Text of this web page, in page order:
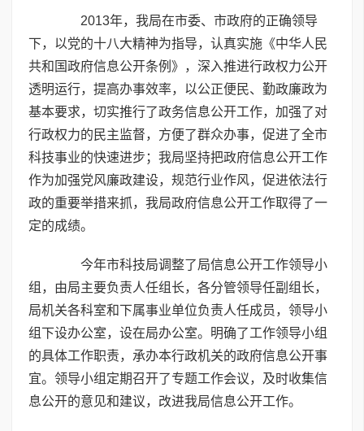
2013年，我局在市委、市政府的正确领导
下，以党的十八大精神为指导，认真实施《中华人民
共和国政府信息公开条例》，深入推进行政权力公开
透明运行，提高办事效率，以公正便民、勤政廉政为
基本要求，切实推行了政务信息公开工作，加强了对
行政权力的民主监督，方便了群众办事，促进了全市
科技事业的快速进步；我局坚持把政府信息公开工作
作为加强党风廉政建设，规范行业作风，促进依法行
政的重要举措来抓，我局政府信息公开工作取得了一
定的成绩。
今年市科技局调整了局信息公开工作领导小
组，由局主要负责人任组长，各分管领导任副组长，
局机关各科室和下属事业单位负责人任成员，领导小
组下设办公室，设在局办公室。明确了工作领导小组
的具体工作职责，承办本行政机关的政府信息公开事
宜。领导小组定期召开了专题工作会议，及时收集信
息公开的意见和建议，改进我局信息公开工作。